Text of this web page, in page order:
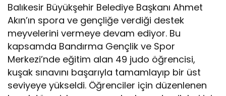
Balıkesir Büyükşehir Belediye Başkanı Ahmet
Akın’ın spora ve gençliğe verdiği destek
meyvelerini vermeye devam ediyor. Bu
kapsamda Bandırma Gençlik ve Spor
Merkezi’nde eğitim alan 49 judo öğrencisi,
kuşak sınavını başarıyla tamamlayıp bir üst
seviyeye yükseldi. Öğrenciler için düzenlenen